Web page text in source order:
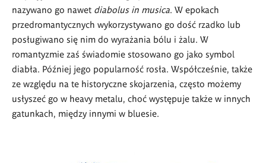
nazywano go nawet diabolus in musica. W epokach
przedromantycznych wykorzystywano go dość rzadko lub
posługiwano się nim do wyrażania bólu i żalu. W
romantyzmie zaś świadomie stosowano go jako symbol
diabła. Później jego popularność rosła. Współcześnie, także
ze względu na te historyczne skojarzenia, często możemy
usłyszeć go w heavy metalu, choć występuje także w innych
gatunkach, między innymi w bluesie.